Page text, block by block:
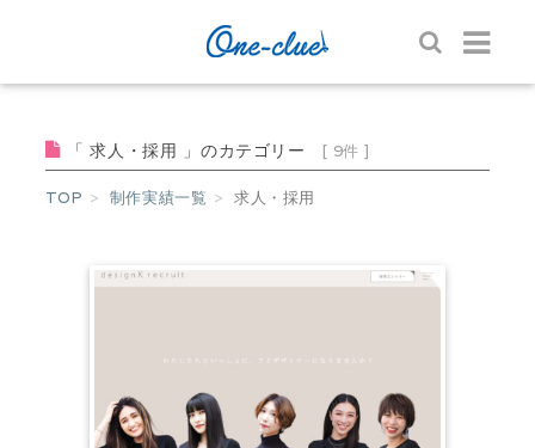
「 求人・採用 」のカテゴリー [ 9件 ]
TOP 制作実績一覧 求人・採用